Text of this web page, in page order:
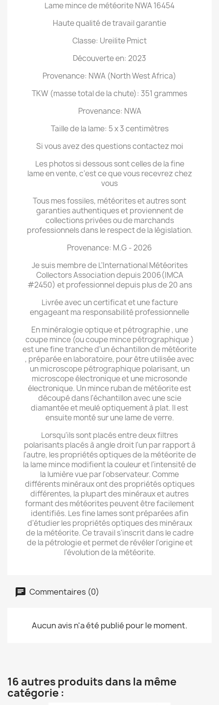
Lame mince de météorite NWA 16454
Haute qualité de travail garantie
Classe: Ureilite Pmict
Découverte en: 2023
Provenance: NWA (North West Africa)
TKW (masse total de la chute): 351 grammes
Provenance: NWA
Taille de la lame: 5 x 3 centimètres
Si vous avez des questions contactez moi
Les photos si dessous sont celles de la fine
lame en vente, c'est ce que vous recevrez chez
vous
Tous mes fossiles, météorites et autres sont
garanties authentiques et proviennent de
collections privées ou de marchands
professionnels dans le respect de la législation.
Provenance: M.G - 2026
Je suis membre de L'International Météorites
Collectors Association depuis 2006(IMCA
#2450) et professionnel depuis plus de 20 ans
Livrée avec un certificat et une facture
engageant ma responsabilité professionnelle
En minéralogie optique et pétrographie , une
coupe mince (ou coupe mince pétrographique )
est une fine tranche d'un échantillon de météorite
, préparée en laboratoire, pour être utilisée avec
un microscope pétrographique polarisant, un
microscope électronique et une microsonde
électronique. Un mince ruban de météorite est
découpé dans l'échantillon avec une scie
diamantée et meulé optiquement à plat. Il est
ensuite monté sur une lame de verre.
Lorsqu'ils sont placés entre deux filtres
polarisants placés à angle droit l'un par rapport à
l'autre, les propriétés optiques de la météorite de
la lame mince modifient la couleur et l'intensité de
la lumière vue par l'observateur. Comme
différents minéraux ont des propriétés optiques
différentes, la plupart des minéraux et autres
formant des météorites peuvent être facilement
identifiés. Les fine lames sont préparées afin
d'étudier les propriétés optiques des minéraux
de la météorite. Ce travail s'inscrit dans le cadre
de la pétrologie et permet de révéler l'origine et
l'évolution de la météorite.
Commentaires (0)
Aucun avis n'a été publié pour le moment.
16 autres produits dans la même
catégorie :